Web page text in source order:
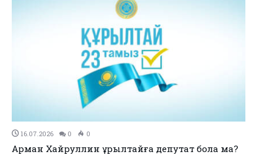
11.07.2026 0 0
no title